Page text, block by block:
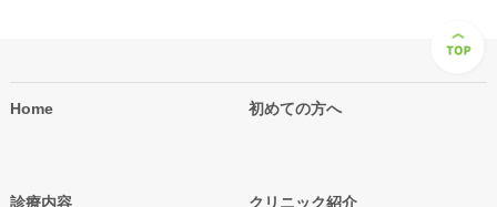
Home 初めての方へ
診療内容 クリニック紹介